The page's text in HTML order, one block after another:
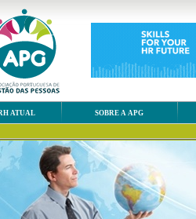
ATUAL SOBRE A APG